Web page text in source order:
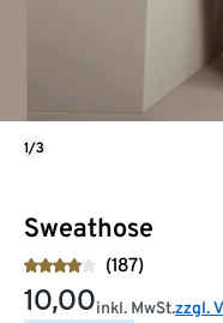
Sweathose
(187)
10,00inkl. MwSt.zzgl.
1/3